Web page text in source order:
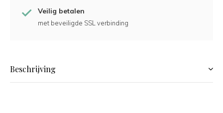
Veilig betalen
met beveiligde SSL verbinding
Beschrijving